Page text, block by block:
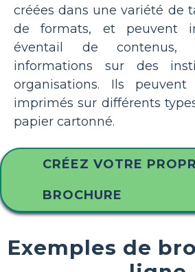
créées dans une variété de
de formats, et peuvent
éventail de
informations sur des
organisations. Ils
imprimés sur différents
papier cartonné.
CRÉEZ VOTRE
BROCHURE
Exemples de